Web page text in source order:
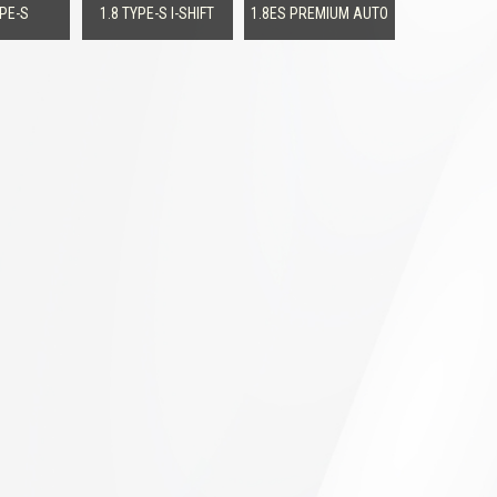
S 1.8 TYPE-S I-SHIFT 1.8ES PREMIUM AUTO